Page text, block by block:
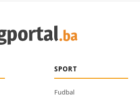
SPORT
Fudbal